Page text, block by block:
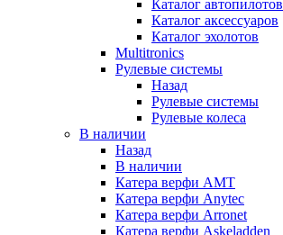
Каталог автопилотов
Каталог аксессуаров
Каталог эхолотов
Multitronics
Рулевые системы
Назад
Рулевые системы
Рулевые колеса
В наличии
Назад
В наличии
Катера верфи AMT
Катера верфи Anytec
Катера верфи Arronet
Катера верфи Askeladden